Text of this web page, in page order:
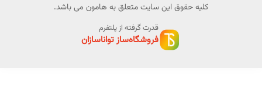
کلیه حقوق این سایت متعلق به هامون می باشد.
قدرت گرفته از پلتفرم
فروشگاه‌ساز تواناسازان